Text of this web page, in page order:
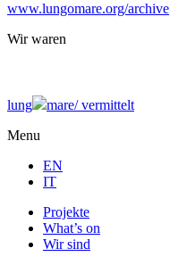
www.lungomare.org/archive
Wir waren
lung mare/vermittelt
Menu
EN
IT
Projekte
What’s on
Wir sind